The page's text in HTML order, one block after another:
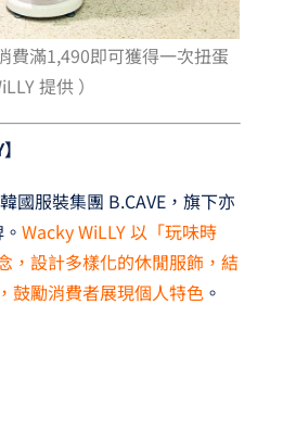
費滿1,490即可獲得一次扭蛋
提供 ）
國服裝集團 B.CAVE，旗下亦
Wacky WiLLY 以「玩味時
，設計多樣化的休閒服飾，結
鼓勵消費者展現個人特色。